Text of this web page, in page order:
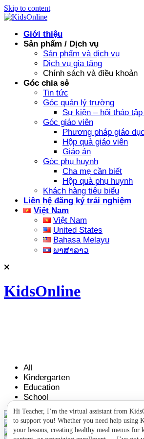
Skip to content
Giới thiệu
Sản phẩm / Dịch vụ
Sản phẩm và dịch vụ
Dịch vụ gia tăng
Chính sách và điều khoản
Góc chia sẻ
Tin tức
Góc quản lý trường
Sự kiện – hội thảo tập
Góc giáo viên
Phương pháp giáo dục
Hộp quà giáo viên
Giáo án
Góc phụ huynh
Cha mẹ cần biết
Hộp quà phụ huynh
Khách hàng tiêu biểu
Liên hệ đăng ký trải nghiệm
Việt Nam
Việt Nam
United States
Bahasa Melayu
ພາສາລາວ
KidsOnline
All
Kindergarten
Education
School
Hi Teacher, I’m the virtual assistant from
to support you! Whether you need help using
your lessons, creating healthy meal menus for